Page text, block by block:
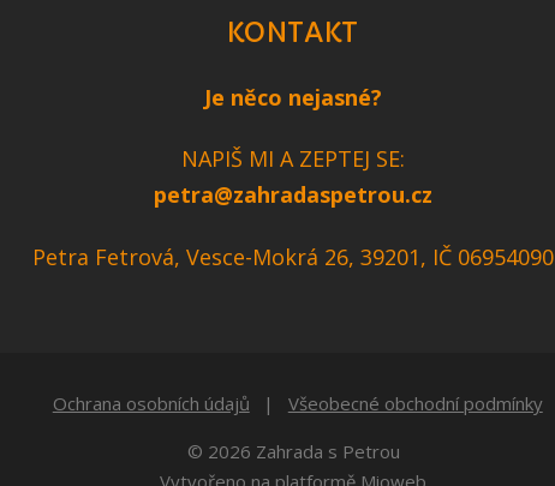
KONTAKT
Je něco nejasné?
NAPIŠ MI A ZEPTEJ SE:
petra@zahradaspetrou.cz
Petra Fetrová, Vesce-Mokrá 26, 39201, IČ 06954090
Ochrana osobních údajů
Všeobecné obchodní podmínky
© 2026 Zahrada s Petrou
Vytvořeno na platformě Mioweb